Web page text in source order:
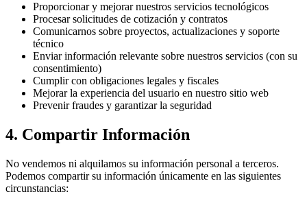
Proporcionar y mejorar nuestros servicios tecnológicos
Procesar solicitudes de cotización y contratos
Comunicarnos sobre proyectos, actualizaciones y soporte
técnico
Enviar información relevante sobre nuestros servicios (con su
consentimiento)
Cumplir con obligaciones legales y fiscales
Mejorar la experiencia del usuario en nuestro sitio web
Prevenir fraudes y garantizar la seguridad
4. Compartir Información
No vendemos ni alquilamos su información personal a terceros.
Podemos compartir su información únicamente en las siguientes
circunstancias: